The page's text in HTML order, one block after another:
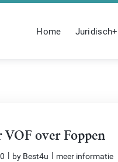
Home Juridisch+
VOF over Foppen
| by Best4u | meer informatie